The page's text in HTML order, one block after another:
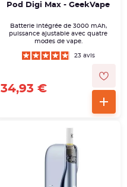
Pod Digi Max - GeekVape
Batterie intégrée de 3000 mAh,
puissance ajustable avec quatre
modes de vape.
23 avis
34,93 €